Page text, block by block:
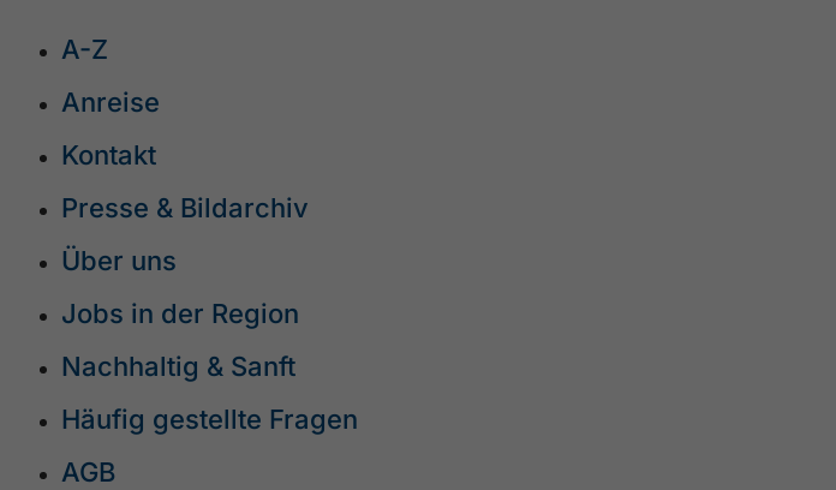
A-Z
Anreise
Kontakt
Presse & Bildarchiv
Über uns
Jobs in der Region
Nachhaltig & Sanft
Häufig gestellte Fragen
AGB